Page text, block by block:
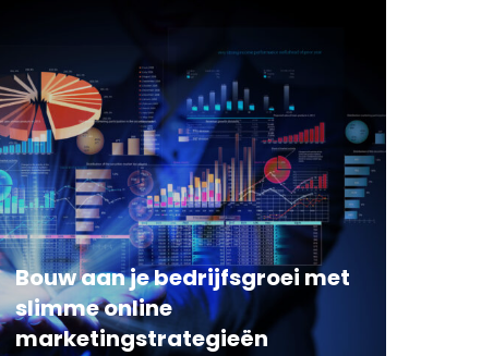
Bouw aan je bedrijfsgroei met
slimme online
marketingstrategieën